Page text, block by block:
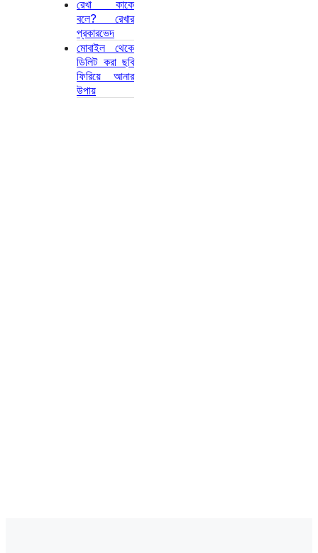
রেখা কাকে
বলে? রেখার
প্রকারভেদ
মোবাইল থেকে
ডিলিট করা ছবি
ফিরিয়ে আনার
উপায়